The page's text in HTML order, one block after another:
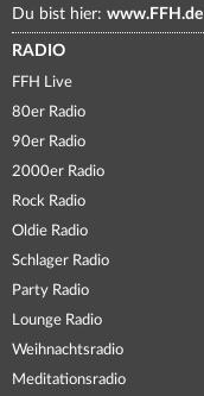
Du bist hier: www.FFH.de
RADIO
FFH Live
80er Radio
90er Radio
2000er Radio
Rock Radio
Oldie Radio
Schlager Radio
Party Radio
Lounge Radio
Weihnachtsradio
Meditationsradio